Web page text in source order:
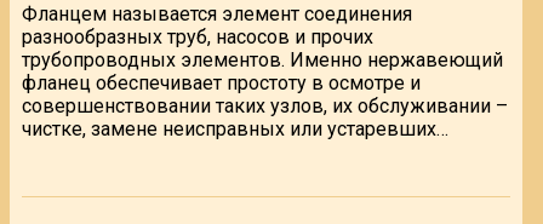
Фланцем называется элемент соединения
разнообразных труб, насосов и прочих
трубопроводных элементов. Именно нержавеющий
фланец обеспечивает простоту в осмотре и
совершенствовании таких узлов, их обслуживании –
чистке, замене неисправных или устаревших…